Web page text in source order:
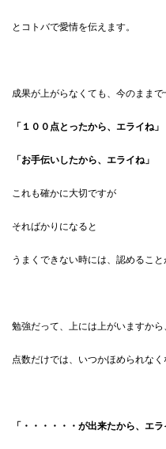
とコトバで愛情を伝えます。
成果が上がらなくても、今のまま
「１００点とったから、エライね」
「お手伝いしたから、エライね」
これも確かに大切ですが
そればかりになると
うまくできない時には、認めること
勉強だって、上には上がいますから
点数だけでは、いつかほめられなく
「・・・・・・が出来たから、エラ